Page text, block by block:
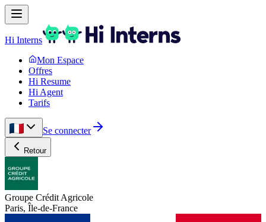
Hi Interns
Mon Espace
Offres
Hi Resume
Hi Agent
Tarifs
Se connecter
Retour
Groupe Crédit Agricole
Paris, Île-de-France